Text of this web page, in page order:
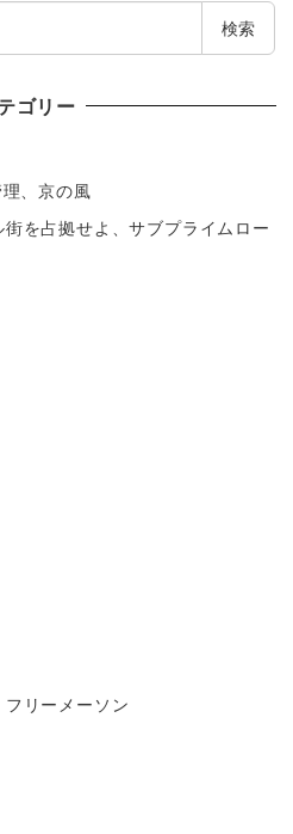
検索
ゴリー
、京の風
を占拠せよ、サブプライムロー
リーメーソン